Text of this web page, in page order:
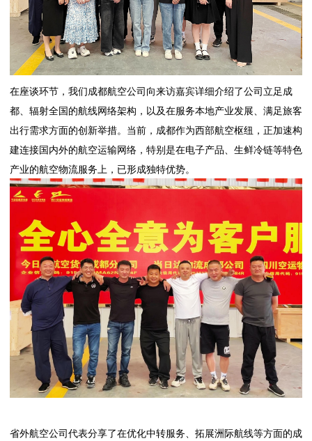
在座谈环节，我们成都航空公司向来访嘉宾详细介绍了公司立足成
都、辐射全国的航线网络架构，以及在服务本地产业发展、满足旅客
出行需求方面的创新举措。当前，成都作为西部航空枢纽，正加速构
建连接国内外的航空运输网络，特别是在电子产品、生鲜冷链等特色
产业的航空物流服务上，已形成独特优势。
省外航空公司代表分享了在优化中转服务、拓展洲际航线等方面的成